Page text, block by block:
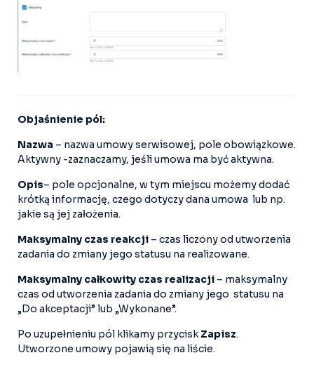
Objaśnienie pól:
Nazwa – nazwa umowy serwisowej, pole obowiązkowe.
Aktywny -zaznaczamy, jeśli umowa ma być aktywna.
Opis– pole opcjonalne, w tym miejscu możemy dodać
krótką informację, czego dotyczy dana umowa lub np.
jakie są jej założenia.
Maksymalny czas reakcji – czas liczony od utworzenia
zadania do zmiany jego statusu na realizowane.
Maksymalny całkowity czas realizacji – maksymalny
czas od utworzenia zadania do zmiany jego statusu na
„Do akceptacji” lub „Wykonane”.
Po uzupełnieniu pól klikamy przyciskZapisz.
Utworzone umowy pojawią się na liście.